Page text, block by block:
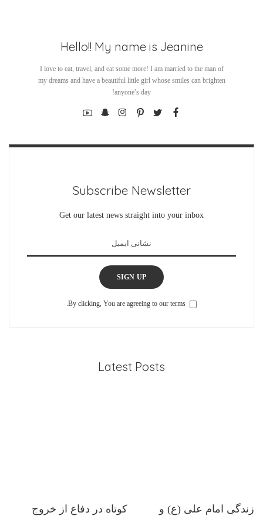
Hello!! My name is Jeanine
I love to eat, travel, and eat some more! I am married to the man of
my dreams and have a beautiful little girl whose smiles can brighten
anyone’s day!
Subscribe Newsletter
Get our latest news straight into your inbox
SIGN UP
By clicking, You are agreeing to our terms.
Latest Posts
زندگی امام علی (ع) و
کوتاه در دفاع از خروج